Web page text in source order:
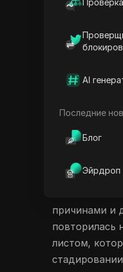
AI
Последние
Блог
Эйрдроп
же конечной
тарифным
как
отказа:
Это
запустить
баги
причинами и
повторилась
листом,